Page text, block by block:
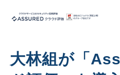
大林組が「